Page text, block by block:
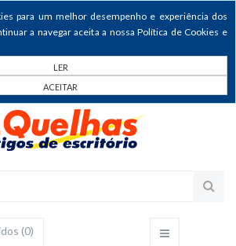
para um melhor desempenho e experiência dos
a navegar aceita a nossa Política de Cookies e
LER
ACEITAR
(0)